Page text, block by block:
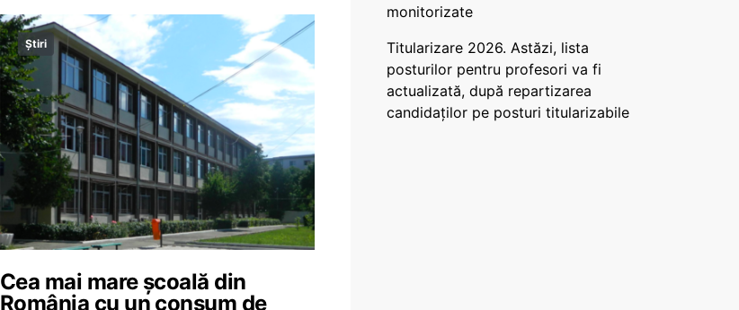
Știri
Cea mai mare şcoală din
România cu un consum de
monitorizate
Titularizare 2026. Astăzi, lista
posturilor pentru profesori va fi
actualizată, după repartizarea
candidaților pe posturi titularizabile